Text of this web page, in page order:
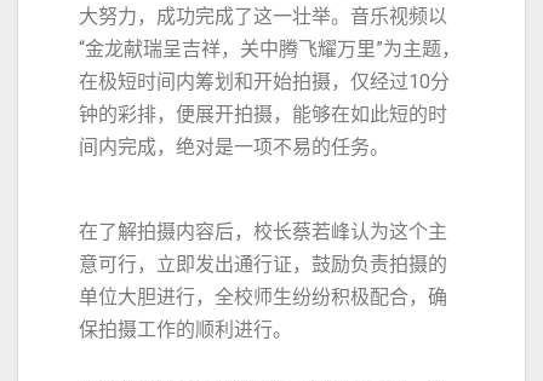
大努力，成功完成了这一壮举。音乐视频以
“金龙献瑞呈吉祥，关中腾飞耀万里”为主题，
在极短时间内筹划和开始拍摄，仅经过10分
钟的彩排，便展开拍摄，能够在如此短的时
间内完成，绝对是一项不易的任务。
在了解拍摄内容后，校长蔡若峰认为这个主
意可行，立即发出通行证，鼓励负责拍摄的
单位大胆进行，全校师生纷纷积极配合，确
保拍摄工作的顺利进行。